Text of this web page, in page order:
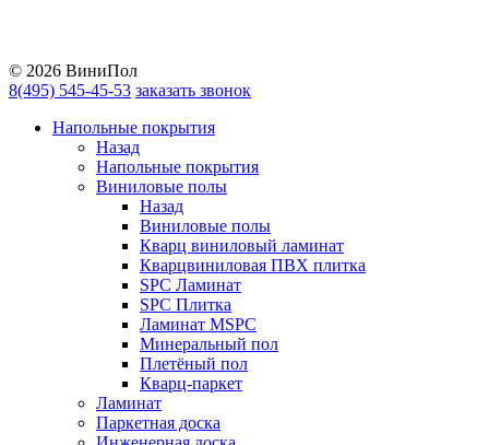
© 2026 ВиниПол
8(495) 545-45-53 заказать звонок
Напольные покрытия
Назад
Напольные покрытия
Виниловые полы
Назад
Виниловые полы
Кварц виниловый ламинат
Кварцвиниловая ПВХ плитка
SPC Ламинат
SPC Плитка
Ламинат MSPC
Минеральный пол
Плетёный пол
Кварц-паркет
Ламинат
Паркетная доска